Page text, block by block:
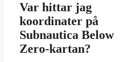
Var hittar jag
koordinater på
Subnautica Below
Zero-kartan?